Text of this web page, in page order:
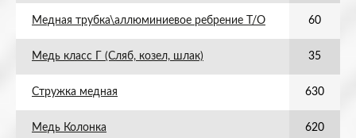
Медная трубка\аллюминиевое ребрение Т/О 60
Медь класс Г (Сляб, козел, шлак) 35
Стружка медная 630
Медь Колонка 620